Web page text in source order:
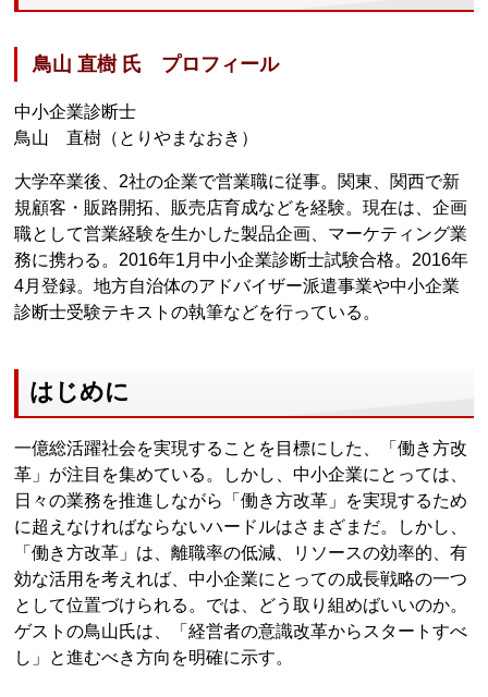
鳥山 直樹 氏 プロフィール
中小企業診断士
鳥山 直樹（とりやまなおき）
大学卒業後、2社の企業で営業職に従事。関東、関西で新
規顧客・販路開拓、販売店育成などを経験。現在は、企画
職として営業経験を生かした製品企画、マーケティング業
務に携わる。2016年1月中小企業診断士試験合格。2016年
4月登録。地方自治体のアドバイザー派遣事業や中小企業
診断士受験テキストの執筆などを行っている。
はじめに
一億総活躍社会を実現することを目標にした、「働き方改
革」が注目を集めている。しかし、中小企業にとっては、
日々の業務を推進しながら「働き方改革」を実現するため
に超えなければならないハードルはさまざまだ。しかし、
「働き方改革」は、離職率の低減、リソースの効率的、有
効な活用を考えれば、中小企業にとっての成長戦略の一つ
として位置づけられる。では、どう取り組めばいいのか。
ゲストの鳥山氏は、「経営者の意識改革からスタートすべ
し」と進むべき方向を明確に示す。